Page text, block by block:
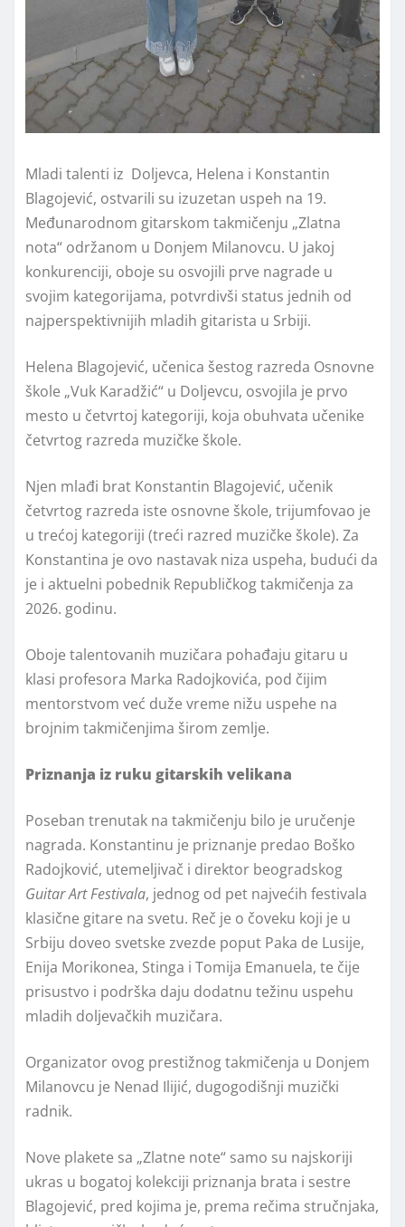
Mladi talenti iz Doljevca, Helena i Konstantin
Blagojević, ostvarili su izuzetan uspeh na 19.
Međunarodnom gitarskom takmičenju „Zlatna
nota“ održanom u Donjem Milanovcu. U jakoj
konkurenciji, oboje su osvojili prve nagrade u
svojim kategorijama, potvrdivši status jednih od
najperspektivnijih mladih gitarista u Srbiji.
Helena Blagojević, učenica šestog razreda Osnovne
škole „Vuk Karadžić“ u Doljevcu, osvojila je prvo
mesto u četvrtoj kategoriji, koja obuhvata učenike
četvrtog razreda muzičke škole.
Njen mlađi brat Konstantin Blagojević, učenik
četvrtog razreda iste osnovne škole, trijumfovao je
u trećoj kategoriji (treći razred muzičke škole). Za
Konstantina je ovo nastavak niza uspeha, budući da
je i aktuelni pobednik Republičkog takmičenja za
2026. godinu.
Oboje talentovanih muzičara pohađaju gitaru u
klasi profesora Marka Radojkovića, pod čijim
mentorstvom već duže vreme nižu uspehe na
brojnim takmičenjima širom zemlje.
Priznanja iz ruku gitarskih velikana
Poseban trenutak na takmičenju bilo je uručenje
nagrada. Konstantinu je priznanje predao Boško
Radojković, utemeljivač i direktor beogradskog
Guitar Art Festivala, jednog od pet najvećih festivala
klasične gitare na svetu. Reč je o čoveku koji je u
Srbiju doveo svetske zvezde poput Paka de Lusije,
Enija Morikonea, Stinga i Tomija Emanuela, te čije
prisustvo i podrška daju dodatnu težinu uspehu
mladih doljevačkih muzičara.
Organizator ovog prestižnog takmičenja u Donjem
Milanovcu je Nenad Ilijić, dugogodišnji muzički
radnik.
Nove plakete sa „Zlatne note“ samo su najskoriji
ukras u bogatoj kolekciji priznanja brata i sestre
Blagojević, pred kojima je, prema rečima stručnjaka,